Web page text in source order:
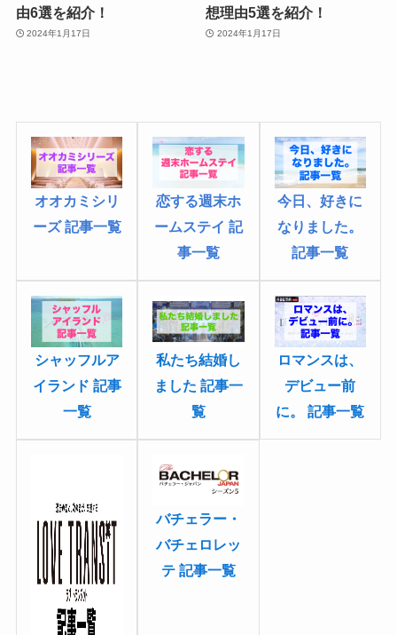
由6選を紹介！
2024年1月17日
想理由5選を紹介！
2024年1月17日
オオカミシリ
ーズ 記事一覧
恋する週末ホ
ームステイ 記
事一覧
今日、好きに
なりました。
記事一覧
シャッフルア
イランド 記事
一覧
私たち結婚し
ました 記事一
覧
ロマンスは、
デビュー前
に。 記事一覧
バチェラー・
バチェロレッ
テ 記事一覧